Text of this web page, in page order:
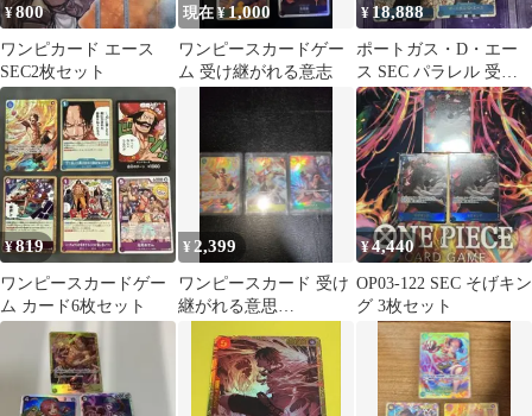
¥800
ワンピカード エース
SEC2枚セット
現在 ¥1,000
ワンピースカードゲー
ム 受け継がれる意志
¥ 18,888
ポートガス・D・エー
ス SEC パラレル 受け
継がれる意思 4枚
¥819
ワンピースカードゲー
ム カード6枚セット
¥ 2,399
ワンピースカード 受け
継がれる意思
め売り
¥4,440
OP03-122 SEC そげキン
グ 3枚セット